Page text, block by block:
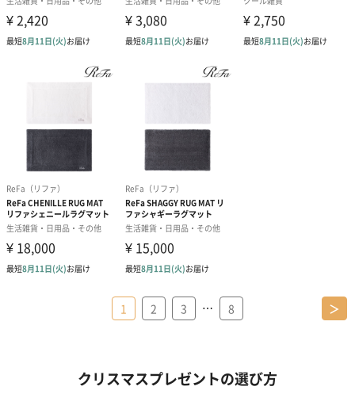
1 2 3 … 8 ＞
クリスマスプレゼントの選び方